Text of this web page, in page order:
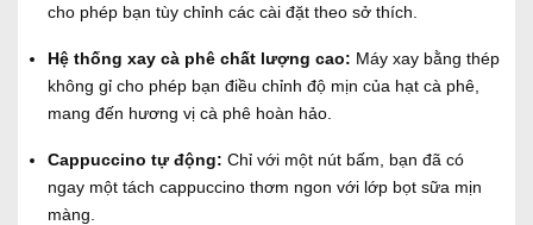
cho phép bạn tùy chỉnh các cài đặt theo sở thích.
Hệ thống xay cà phê chất lượng cao: Máy xay bằng thép
không gỉ cho phép bạn điều chỉnh độ mịn của hạt cà phê,
mang đến hương vị cà phê hoàn hảo.
Cappuccino tự động: Chỉ với một nút bấm, bạn đã có
ngay một tách cappuccino thơm ngon với lớp bọt sữa mịn
màng.